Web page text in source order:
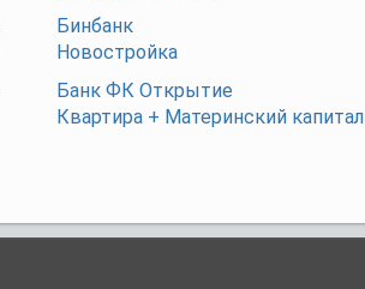
Бинбанк
Новостройка
Банк ФК Открытие
Квартира + Материнский капитал